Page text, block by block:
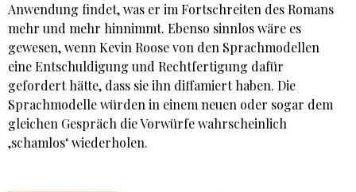
Anwendung findet, was er im Fortschreiten des Romans
mehr und mehr hinnimmt. Ebenso sinnlos wäre es
gewesen, wenn Kevin Roose von den Sprachmodellen
eine Entschuldigung und Rechtfertigung dafür
gefordert hätte, dass sie ihn diffamiert haben. Die
Sprachmodelle würden in einem neuen oder sogar dem
gleichen Gespräch die Vorwürfe wahrscheinlich
‚schamlos‘ wiederholen.